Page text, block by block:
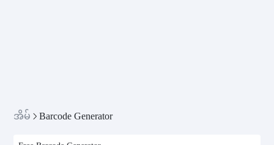
အိမ် Barcode Generator